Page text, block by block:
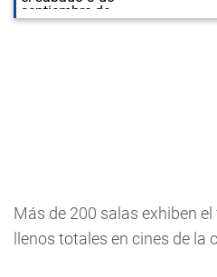
Más de 200 salas exhiben
llenos totales en cines de la